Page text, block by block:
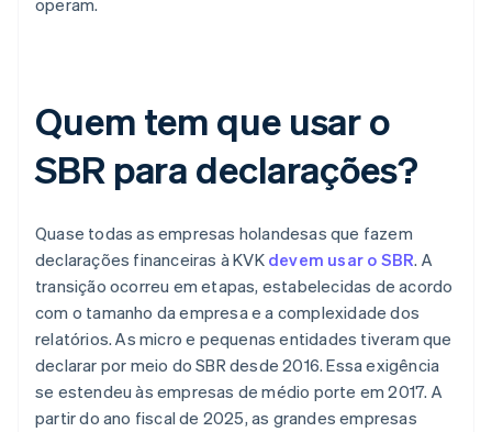
operam.
Quem tem que usar o
SBR para declarações?
Quase todas as empresas holandesas que fazem
declarações financeiras à KVK devem usar o SBR. A
transição ocorreu em etapas, estabelecidas de acordo
com o tamanho da empresa e a complexidade dos
relatórios. As micro e pequenas entidades tiveram que
declarar por meio do SBR desde 2016. Essa exigência
se estendeu às empresas de médio porte em 2017. A
partir do ano fiscal de 2025, as grandes empresas